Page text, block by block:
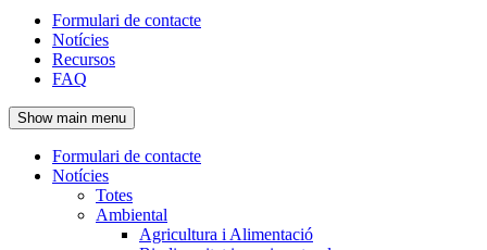
Navegació
principal
de
l'encapçalament
Formulari de contacte
Notícies
Recursos
FAQ
Show main menu
Navegació
principal
Formulari de contacte
Notícies
Totes
Ambiental
Agricultura i Alimentació